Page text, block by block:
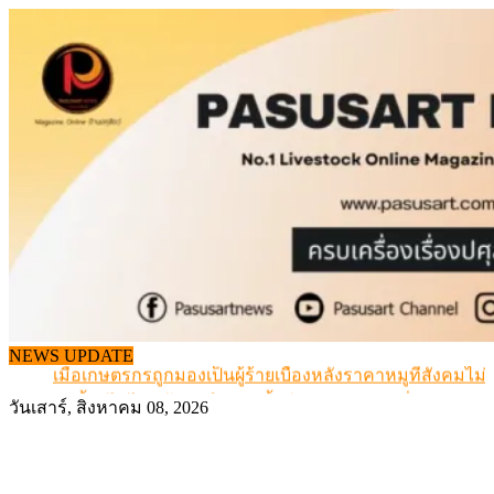
content
NEWS UPDATE
สกัดลักลอบนำเข้าเอ็นโคแช่แข็งกว่า 12.6 ตัน สมุทรสาคร
เมื่อเกษตรกรถูกมองเป็นผู้ร้ายเบื้องหลังราคาหมูที่สังคมไม่
สุดอั้น! ไข่ไก่หน้าฟาร์มปรับขึ้นอีก 6 บาท/แผง เริ่ม 7 ส.ค.69
วันเสาร์, สิงหาคม 08, 2026